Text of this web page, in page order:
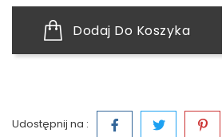
Dodaj Do Koszyka
Udostępnij na :